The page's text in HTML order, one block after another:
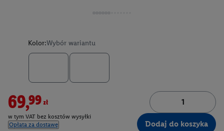
Kolor:Wybór wariantu
69,99zł
w tym VAT bez kosztów wysyłki
Opłata za dostawę
Dodaj do koszyka